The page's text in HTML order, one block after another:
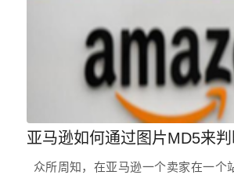
亚马逊如何通过图片MD5来
众所周知，在亚马逊一个卖家在一个